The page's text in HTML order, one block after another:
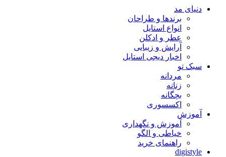
دنیای مد
برندها و طراحان
انواع استایل
عطر و ادکلن
آرایش و زیبایی
اخبار دیجی استایل
سبک تو
مردانه
زنانه
بچگانه
اکسسوری
آموزش
آموزش و نگهداری
خیاطی و الگو
راهنمای خرید
digistyle